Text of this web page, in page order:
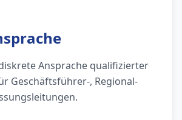
Ansprache qualifizierter
Geschäftsführer-, Regional-